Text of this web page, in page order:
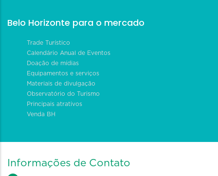
Belo Horizonte para o mercado
Trade Turístico
Calendário Anual de Eventos
Doação de mídias
Equipamentos e serviços
Materiais de divulgação
Observatório do Turismo
Principais atrativos
Venda BH
Informações de Contato